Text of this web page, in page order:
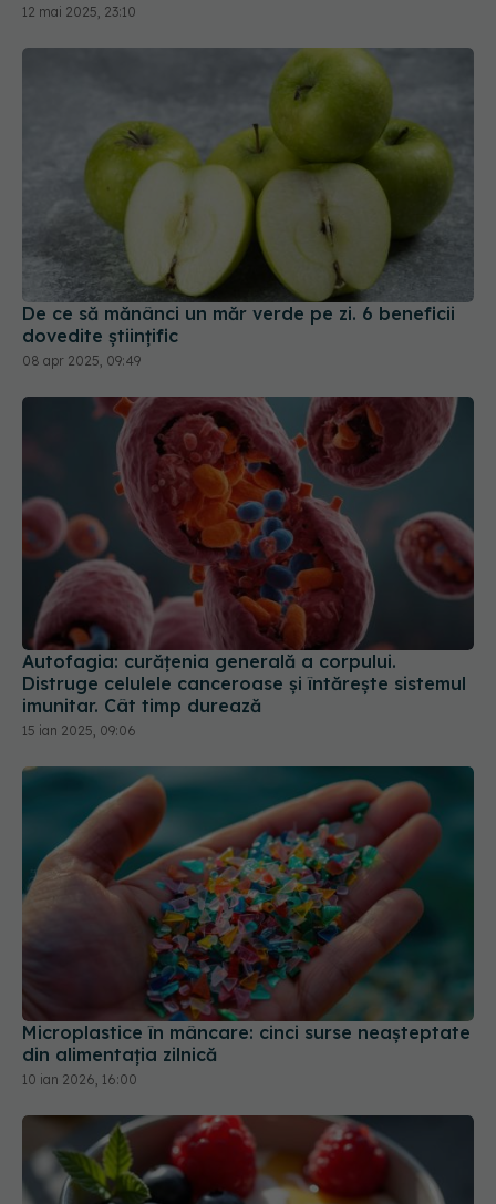
12 mai 2025, 23:10
De ce să mănânci un măr verde pe zi. 6 beneficii
dovedite științific
08 apr 2025, 09:49
Autofagia: curățenia generală a corpului.
Distruge celulele canceroase și întărește sistemul
imunitar. Cât timp durează
15 ian 2025, 09:06
Microplastice în mâncare: cinci surse neașteptate
din alimentația zilnică
10 ian 2026, 16:00